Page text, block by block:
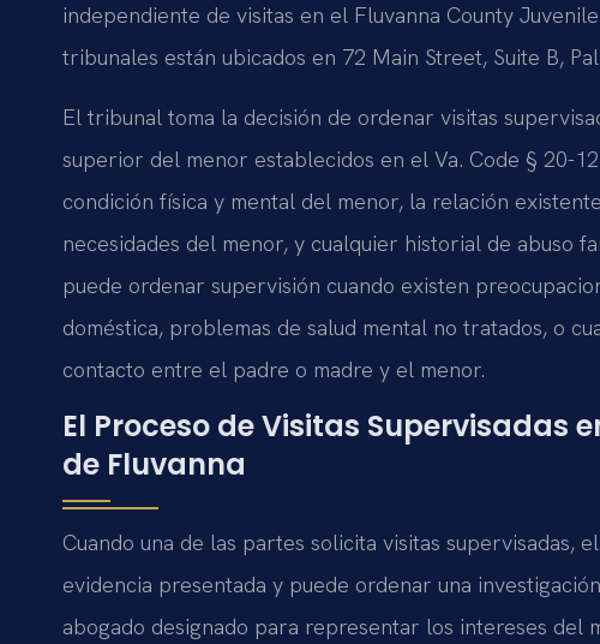
independiente de visitas en el Fluvanna County
tribunales están ubicados en 72 Main Street, Suite B,
El tribunal toma la decisión de ordenar visitas
superior del menor establecidos en el Va. Code § 20-
condición física y mental del menor, la relación
necesidades del menor, y cualquier historial de abuso
puede ordenar supervisión cuando existen
doméstica, problemas de salud mental no tratados, o
contacto entre el padre o madre y el menor.
El Proceso de Visitas Supervisadas
de Fluvanna
Cuando una de las partes solicita visitas supervisadas,
evidencia presentada y puede ordenar una
abogado designado para representar los intereses del